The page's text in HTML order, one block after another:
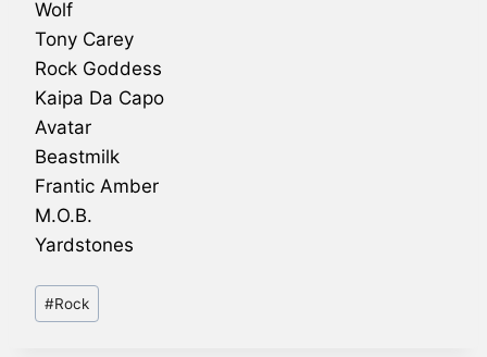
Wolf
Tony Carey
Rock Goddess
Kaipa Da Capo
Avatar
Beastmilk
Frantic Amber
M.O.B.
Yardstones
Schlagworte:
#Rock